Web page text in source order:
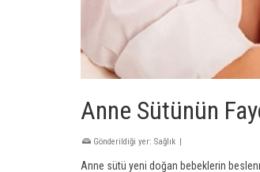
Anne Sütünün
Gönderildiği yer: Sağlık |
Anne sütü yeni doğan bebeklerin